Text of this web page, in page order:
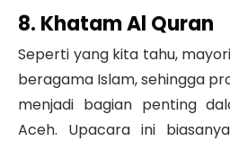
8. Khatam Al Quran
Seperti yang kita tahu,
beragama Islam, sehingga
menjadi bagian penting
Aceh. Upacara ini